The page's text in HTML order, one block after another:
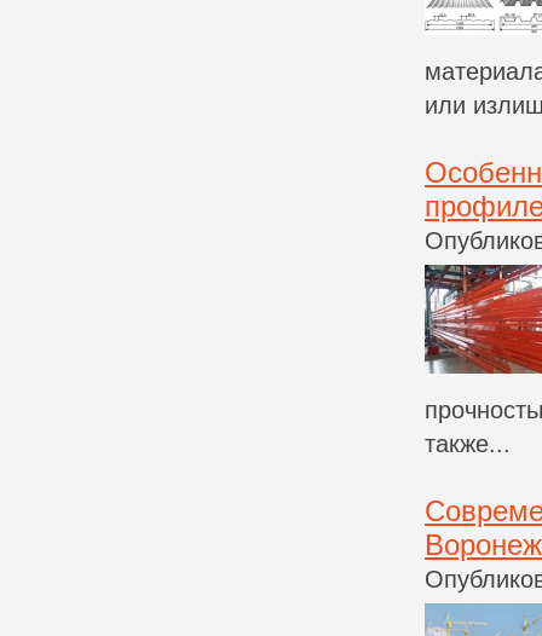
или
также...